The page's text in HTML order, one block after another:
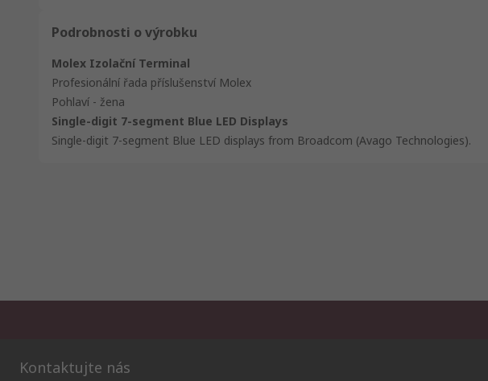
Podrobnosti o výrobku
Molex Izolační Terminal
Profesionální řada příslušenství Molex
Pohlaví - žena
Single-digit 7-segment Blue LED Displays
Single-digit 7-segment Blue LED displays from Broadcom (Avago Technologies).
Kontaktujte nás